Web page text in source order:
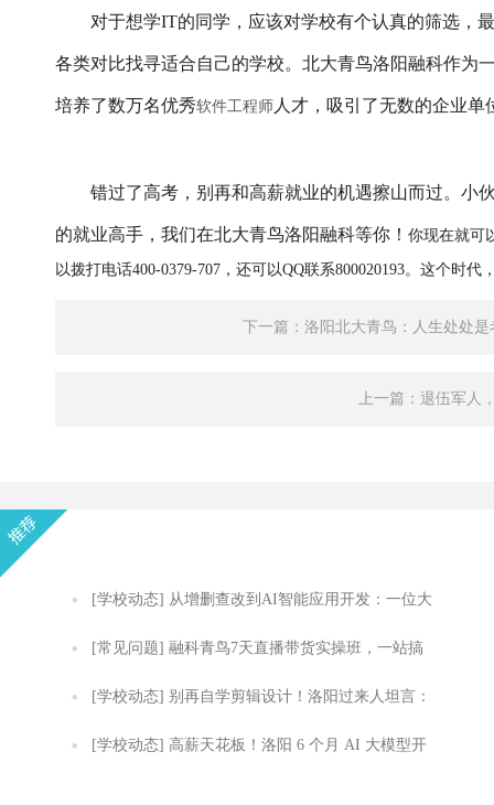
对于想学IT的同学，应该对学校有个认真的筛选，
各类对比找寻适合自己的学校。北大青鸟洛阳融科作为
培养了数万名优秀软件工程师 人才，吸引了无数的企业
错过了高考，别再和高薪就业的机遇擦山而过。小
的就业高手，我们在北大青鸟洛阳融科等你！ 你现在就可
以拨打电话400-0379-707，还可以QQ联系800020193。这个时代
下一篇：洛阳北大青鸟：人生处处
上一篇：退伍军人
[学校动态] 从增删查改到AI智能应用开发：一位大
模型开发者的API跃迁之路
[常见问题] 融科青鸟7天直播带货实操班，一站搞
定从选品到直播及数据复盘
[学校动态] 别再自学剪辑设计！洛阳过来人坦言：
自学半年不如实训 2 个月
[学校动态] 高薪天花板！洛阳 6 个月 AI 大模型开